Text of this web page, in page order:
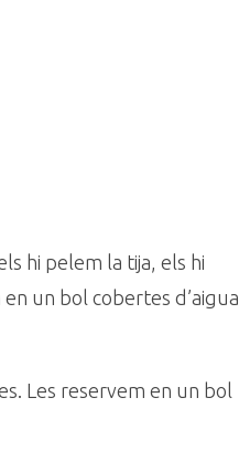
hi pelem la tija, els hi
un bol cobertes d’aigua
Les reservem en un bol